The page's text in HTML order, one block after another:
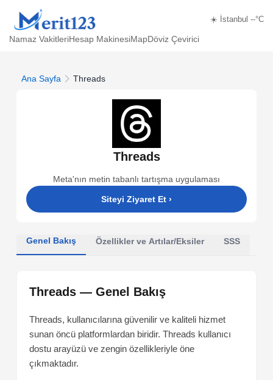
☀️ İstanbul --°C
Namaz VakitleriHesap MakinesiMapDöviz Çevirici
Ana Sayfa Threads
Threads
Meta'nın metin tabanlı tartışma uygulaması
Siteyi Ziyaret Et ›
Genel Bakış Özellikler ve Artılar/Eksiler SSS
Threads — Genel Bakış
Threads, kullanıcılarına güvenilir ve kaliteli hizmet
sunan öncü platformlardan biridir. Threads kullanıcı
dostu arayüzü ve zengin özellikleriyle öne
çıkmaktadır.